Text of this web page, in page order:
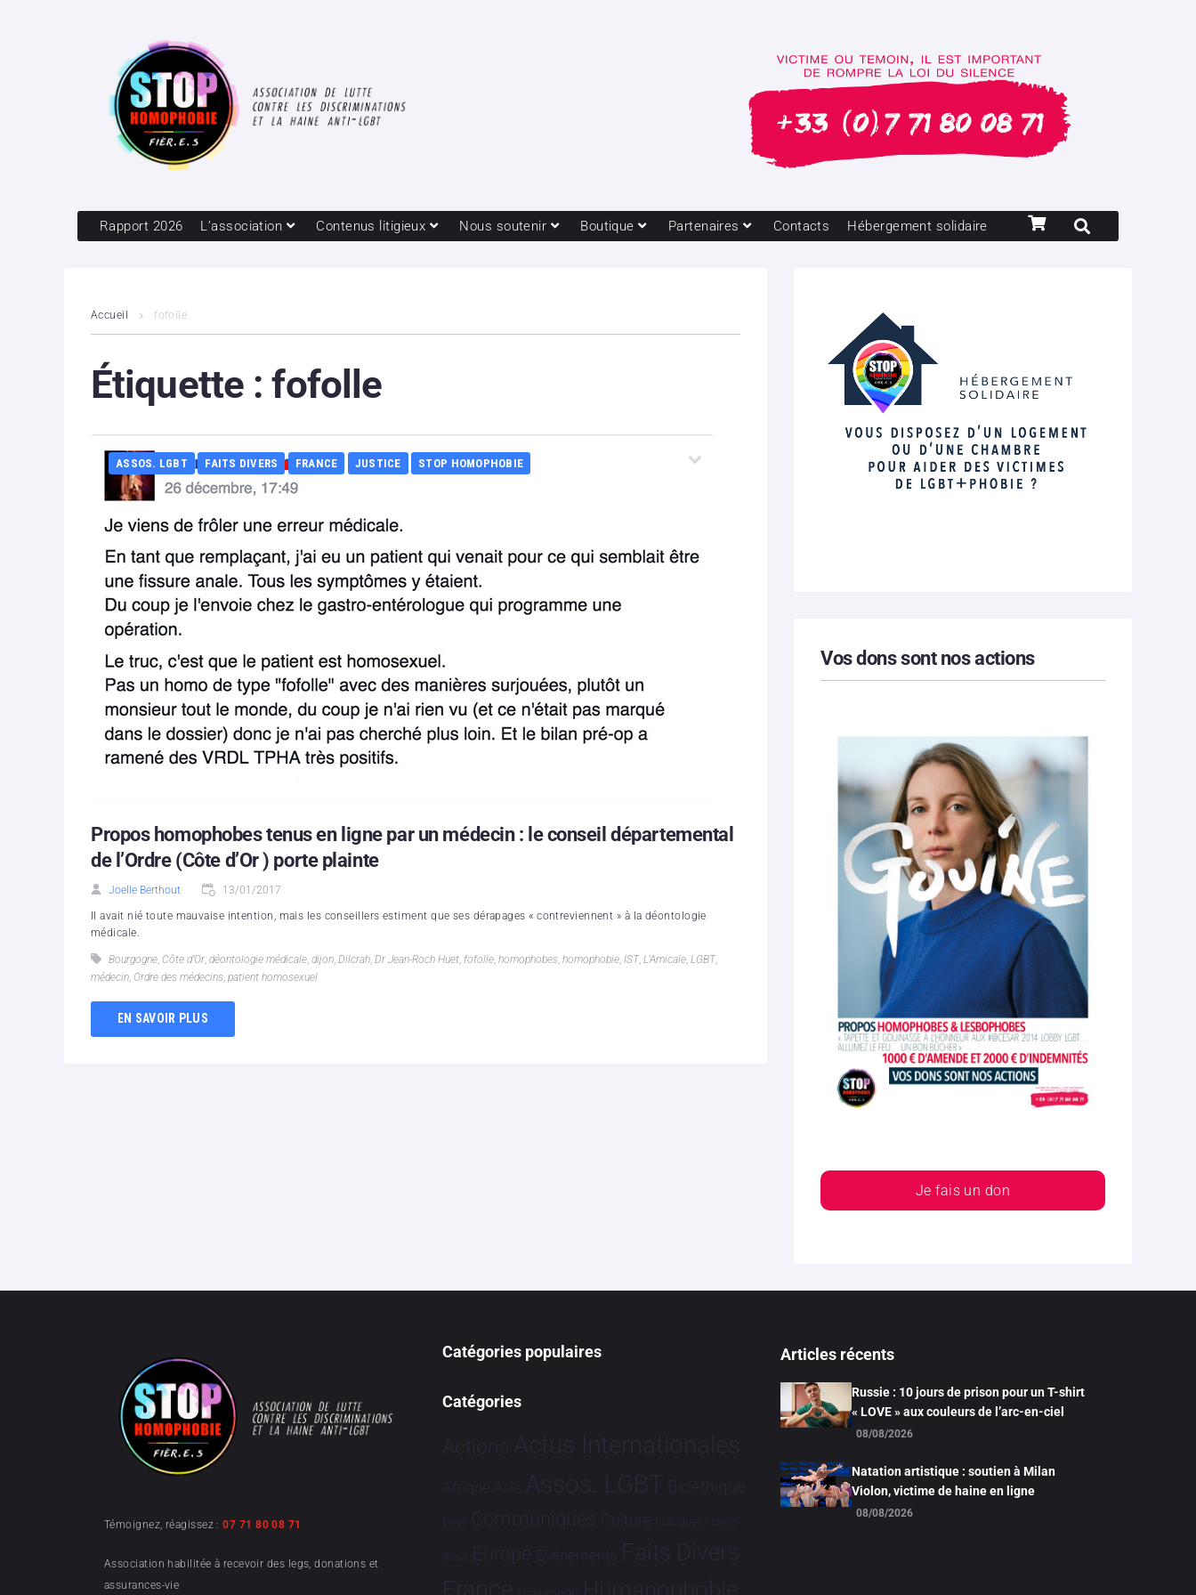
Rapport 2026 L’association Contenus litigieux Nous soutenir Boutique Partenaires Contacts Hébergement solidaire
Accueil fofolle
Étiquette :fofolle
ASSOS. LGBT FAITS DIVERS FRANCE JUSTICE STOP HOMOPHOBIE
Propos homophobes tenus en ligne par un médecin : le conseil départemental
de l’Ordre (Côte d’Or ) porte plainte
Joelle Berthout 13/01/2017
Il avait nié toute mauvaise intention, mais les conseillers estiment que ses dérapages « contreviennent » à la déontologie
médicale.
Bourgogne, Côte d’Or, déontologie médicale, dijon, Dilcrah, Dr Jean-Roch Huet, fofolle, homophobes, homophobie, IST, L'Amicale, LGBT,
médecin, Ordre des médecins, patient homosexuel
EN SAVOIR PLUS
Vos dons sont nos actions
Je fais un don
Témoignez, réagissez :07 71 80 08 71
Association habilitée à recevoir des legs, donations et
assurances-vie
Catégories populaires
Catégories
Actions Actus Internationales
Afrique Asie Assos. LGBT Bioéthique
Brève Communiqués Culture Dialogues France-
Brésil Europe Evénements Faits Divers
Humanophobie
Articles récents
Russie : 10 jours de prison pour un T-shirt
« LOVE » aux couleurs de l’arc-en-ciel
08/08/2026
Natation artistique : soutien à Milan
Violon, victime de haine en ligne
08/08/2026